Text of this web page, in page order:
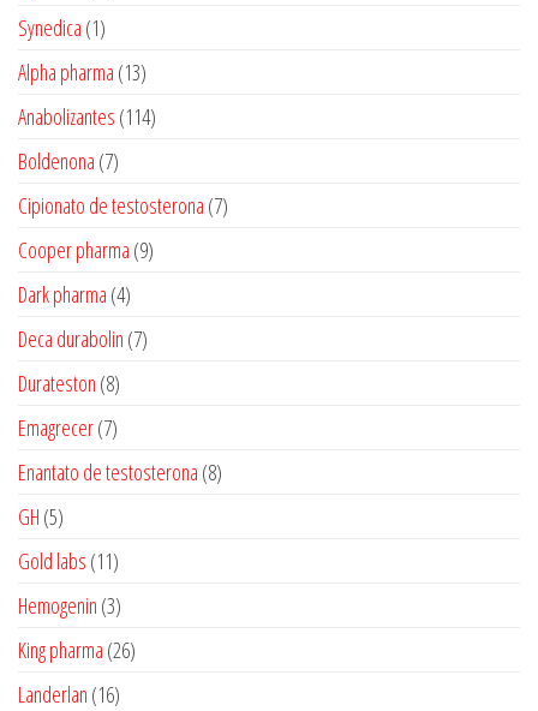
Synedica 11
produto
Alpha pharma 1313
produtos
Anabolizantes 114114
Boldenona 77
produtos
Cipionato de testosterona 77
Cooper pharma 99
Dark pharma 44
produtos
Deca durabolin 77
Durateston 88
produtos
Emagrecer 77
produtos
Enantato de testosterona 88
GH 55
produtos
Gold labs 1111
produtos
Hemogenin 33
produtos
King pharma 2626
Landerlan 1616